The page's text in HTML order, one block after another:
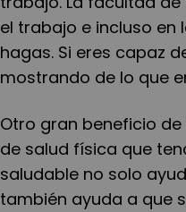
el trabajo e incluso en
hagas. Si eres capaz
mostrando de lo que
Otro gran beneficio
de salud física que
saludable no solo
también ayuda a que